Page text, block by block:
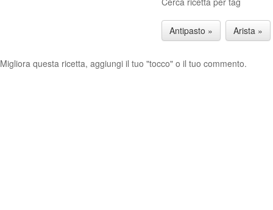
Antipasto » Arista »
Migliora questa ricetta, aggiungi il tuo "tocco" o il tuo commento.